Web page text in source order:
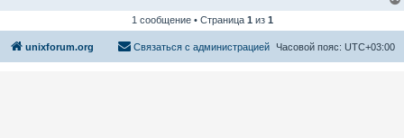
1 сообщение • Страница 1из 1
unixforum.org Часовой пояс: UTC+03:00
Связаться с администрацией